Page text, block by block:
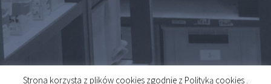
Strona korzysta z plików cookies zgodnie z Polityką cookies .